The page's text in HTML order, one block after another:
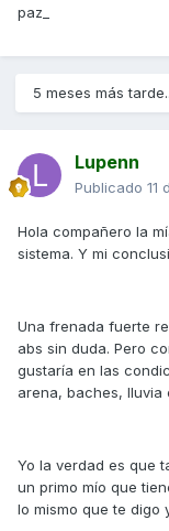
paz_
5 meses más
Lupenn
Publicado 11
Hola compañero la
sistema. Y mi
Una frenada fuerte
abs sin duda. Pero
gustaría en las
arena, baches, lluvia
Yo la verdad es que
un primo mío que
lo mismo que te digo